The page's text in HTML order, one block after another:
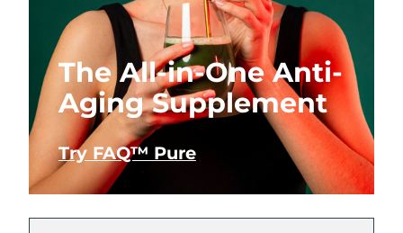
The All-in-One Anti-
Aging Supplement
Try FAQ™ Pure